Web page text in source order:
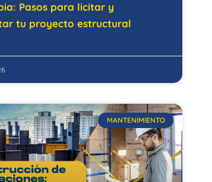
Pasos para licitar y
tu proyecto estructural
MANTENIMIENTO